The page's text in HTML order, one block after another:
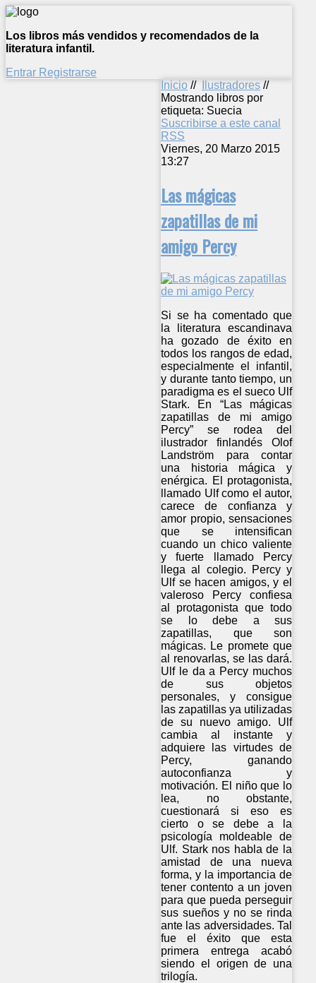
Los libros más vendidos y recomendados de la
literatura infantil.
Entrar Registrarse
Inicio // Ilustradores //
Mostrando libros por
etiqueta: Suecia
Suscribirse a este canal
RSS
Viernes, 20 Marzo 2015
13:27
Las mágicas
zapatillas de mi
amigo Percy
Si se ha comentado que
la literatura escandinava
ha gozado de éxito en
todos los rangos de edad,
especialmente el infantil,
y durante tanto tiempo, un
paradigma es el sueco Ulf
Stark. En “Las mágicas
zapatillas de mi amigo
Percy” se rodea del
ilustrador finlandés Olof
Landström para contar
una historia mágica y
enérgica. El protagonista,
llamado Ulf como el autor,
carece de confianza y
amor propio, sensaciones
que se intensifican
cuando un chico valiente
y fuerte llamado Percy
llega al colegio. Percy y
Ulf se hacen amigos, y el
valeroso Percy confiesa
al protagonista que todo
se lo debe a sus
zapatillas, que son
mágicas. Le promete que
al renovarlas, se las dará.
Ulf le da a Percy muchos
de sus objetos
personales, y consigue
las zapatillas ya utilizadas
de su nuevo amigo. Ulf
cambia al instante y
adquiere las virtudes de
Percy, ganando
autoconfianza y
motivación. El niño que lo
lea, no obstante,
cuestionará si eso es
cierto o se debe a la
psicología moldeable de
Ulf. Stark nos habla de la
amistad de una nueva
forma, y la importancia de
tener contento a un joven
para que pueda perseguir
sus sueños y no se rinda
ante las adversidades. Tal
fue el éxito que esta
primera entrega acabó
siendo el origen de una
trilogía.